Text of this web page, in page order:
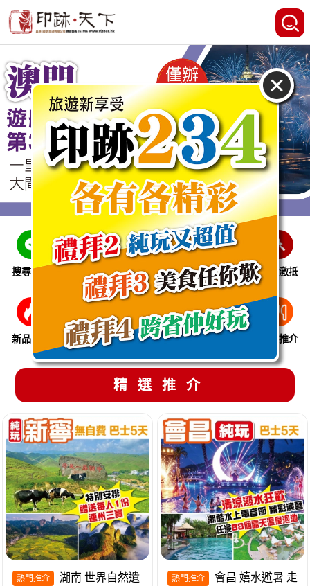
搜尋線路 跨省巴士 即時特惠 休閒娛樂 會員激抵
新品推介 季節限定 溫泉養生 買一送一 美食推介
精選推介
熱門推介 熱門推介